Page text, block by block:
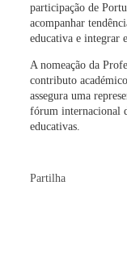
participação de
acompanhar
educativa e integrar
A nomeação da
contributo
assegura uma
fórum internacional
educativas.
Partilha